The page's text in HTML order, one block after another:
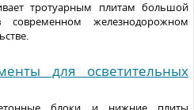
тротуарным плитам большой
современном железнодорожном
для осветительных